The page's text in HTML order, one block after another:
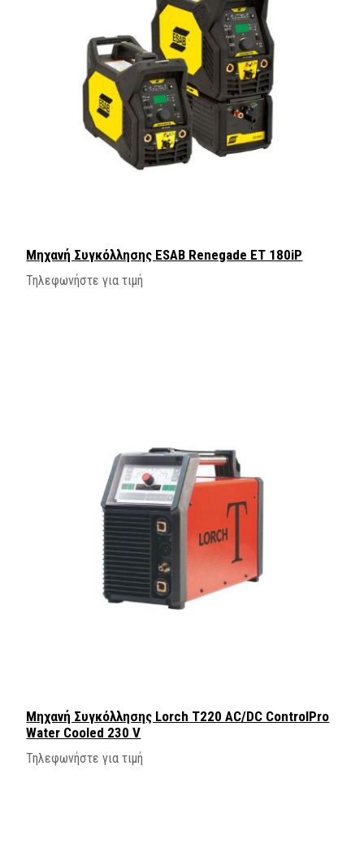
Μηχανή Συγκόλλησης ESAB Renegade ET 180iP
Τηλεφωνήστε για τιμή
Μηχανή Συγκόλλησης Lorch T220 AC/DC ControlPro
Water Cooled 230 V
Τηλεφωνήστε για τιμή